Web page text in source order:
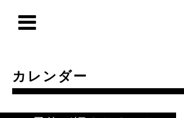
カレンダー